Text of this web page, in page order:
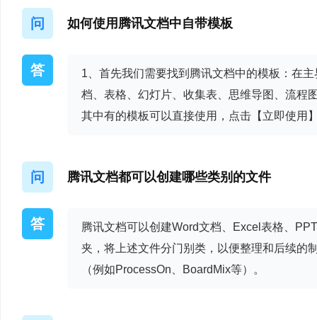
- 修复某些情况下
- 性能提升与安全升
腾讯文档 3.1.1
- 优化 Office 文档组
- 支持以托盘状态随
验
腾讯文档 3.1.0
- 支持查看管理本地
问 如何使用腾讯文档中自带模板
答
1、首先我们需要找到腾讯文档中的模板：在
档、表格、幻灯片、收集表、思维导图、流程
其中有的模板可以直接使用，点击【立即使用
问 腾讯文档都可以创建哪些类别的文件
答
腾讯文档可以创建Word文档、Excel表格、
夹，将上述文件分门别类，以便整理和后续的
（例如ProcessOn、BoardMix等）。